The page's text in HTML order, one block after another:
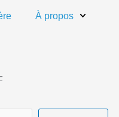
À propos